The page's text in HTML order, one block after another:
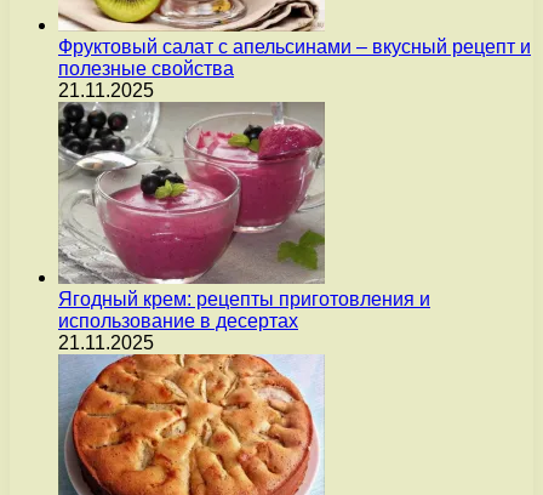
Фруктовый салат с апельсинами – вкусный рецепт и
полезные свойства
21.11.2025
Ягодный крем: рецепты приготовления и
использование в десертах
21.11.2025